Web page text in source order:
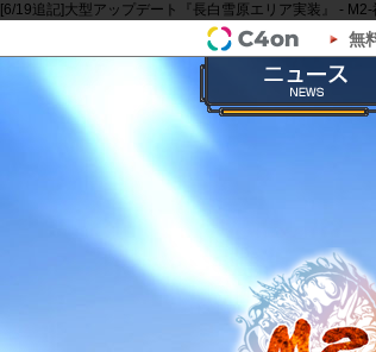
[6/19追記]大型アップデート『長白雪原エリア実装』 -
無
「M2-神